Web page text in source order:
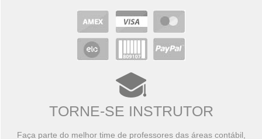
TORNE-SE INSTRUTOR
Faça parte do melhor time de professores das áreas contábil,